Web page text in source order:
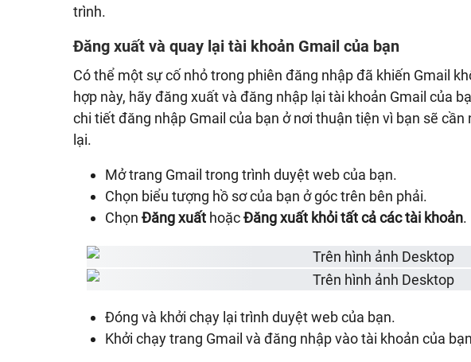
trình.
Đăng xuất và quay lại tài khoản Gmail của bạn
Có thể một sự cố nhỏ trong phiên đăng nhập đã khiến Gmail
hợp này, hãy đăng xuất và đăng nhập lại tài khoản Gmail của
chi tiết đăng nhập Gmail của bạn ở nơi thuận tiện vì bạn sẽ
lại.
Mở trang Gmail trong trình duyệt web của bạn.
Chọn biểu tượng hồ sơ của bạn ở góc trên bên phải.
Chọn Đăng xuất hoặcĐăng xuất khỏi tất cả các tài khoản.
Đóng và khởi chạy lại trình duyệt web của bạn.
Khởi chạy trang Gmail và đăng nhập vào tài khoản của